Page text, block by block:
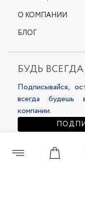
169 000 сум
Одежда
Обувь
Только онлайн
Sale
Оплата
Доставка
О КОМПАНИИ
Контакты
Карьера в Selfie
Публичная
Политика
БЛОГ
LookBooks
БУДЬ
Подписывайся,
всегда будешь
компании.